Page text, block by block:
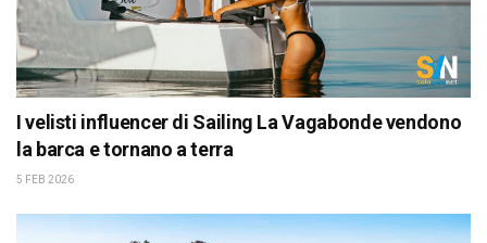
I velisti influencer di Sailing La Vagabonde vendono
la barca e tornano a terra
5 FEB 2026